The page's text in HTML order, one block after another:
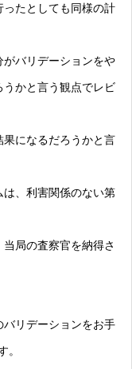
たとしても同様の計
がバリデーションをや
うかと言う観点でレビ
になるだろうかと言
、利害関係のない第
局の査察官を納得さ
リデーションをお手
。